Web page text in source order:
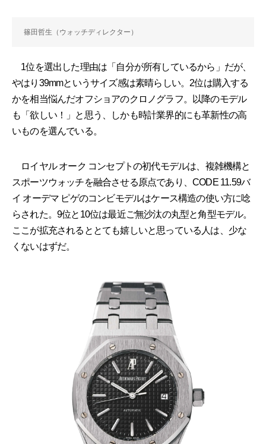
篠田哲生（ウォッチディレクター）
1位を選出した理由は「自分が所有しているから」だが、
やはり39mmというサイズ感は素晴らしい。2位は購入する
かを相当悩んだオフショアのクロノグラフ。以降のモデル
も「欲しい！」と思う、しかも時計業界的にも革新性の高
いものを選んでいる。
ロイヤル オーク コンセプトの初代モデルは、複雑機構と
スポーツウォッチを融合させる原点であり、CODE 11.59バ
イ オーデマ ピゲのコンビモデルはケース構造の使い方に唸
らされた。9位と10位は最近ご無沙汰の丸型と角型モデル。
ここが拡充されるととても嬉しいと思っている人は、少な
くないはずだ。